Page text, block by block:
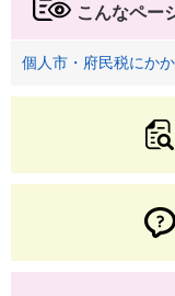
こんなペー
個人市・府民税にか